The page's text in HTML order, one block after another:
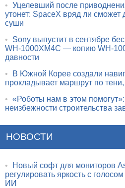
• Уцелевший после
утонет: SpaceX вряд ли сможет
суши
•
Sony выпустит в сентябре
WH-1000XM4C — копию WH-
давности
•
В Южной Корее создали
прокладывает маршрут по
• «Роботы нам в этом
неизбежности строительства
НОВОСТИ
•
Новый софт для мониторов
регулировать яркость с
ИИ